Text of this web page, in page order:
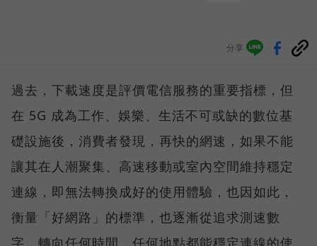
分享
過去，下載速度是評價電信服務的重要指標，但
在 5G 成為工作、娛樂、生活不可或缺的數位基
礎設施後，消費者發現，再快的網速，如果不能
讓其在人潮聚集、高速移動或室內空間維持穩定
連線，即無法轉換成好的使用體驗，也因如此，
衡量「好網路」的標準，也逐漸從追求測速數
字，轉向任何時間、任何地點都能穩定連線的使